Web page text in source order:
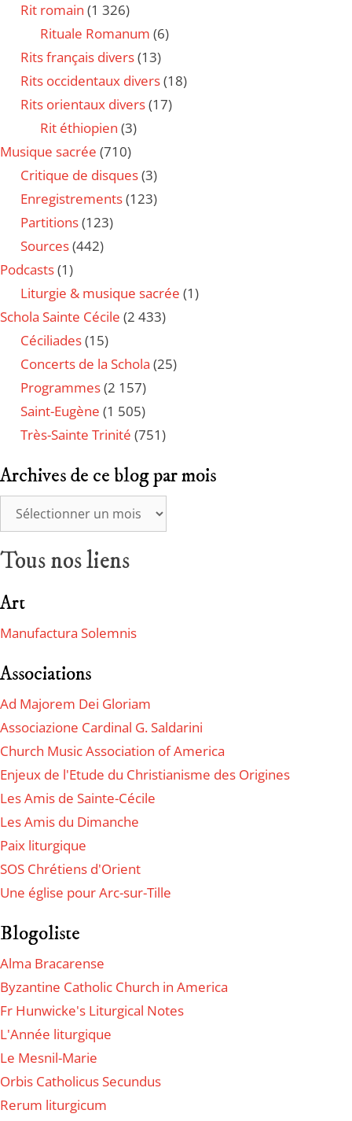
Rit romain (1 326)
Rituale Romanum (6)
Rits français divers(13)
Rits occidentaux divers(18)
Rits orientaux divers(17)
Rit éthiopien (3)
Musique sacrée (710)
Critique de disques(3)
Enregistrements(123)
Partitions(123)
Sources(442)
Podcasts(1)
Liturgie & musique sacrée (1)
Schola Sainte Cécile (2 433)
Céciliades(15)
Concerts de la Schola (25)
Programmes(2 157)
Saint-Eugène (1 505)
Très-Sainte Trinité (751)
Archives de ce blog par mois
Tous nos liens
Art
Manufactura Solemnis
Associations
Ad Majorem Dei Gloriam
Associazione Cardinal G. Saldarini
Church Music Association of America
Enjeux de l'Etude du Christianisme des Origines
Les Amis de Sainte-Cécile
Les Amis du Dimanche
Paix liturgique
SOS Chrétiens d'Orient
Une église pour Arc-sur-Tille
Blogoliste
Alma Bracarense
Byzantine Catholic Church in America
Fr Hunwicke's Liturgical Notes
L'Année liturgique
Le Mesnil-Marie
Orbis Catholicus Secundus
Rerum liturgicum